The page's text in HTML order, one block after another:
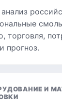
торговля,
прогноз.
И